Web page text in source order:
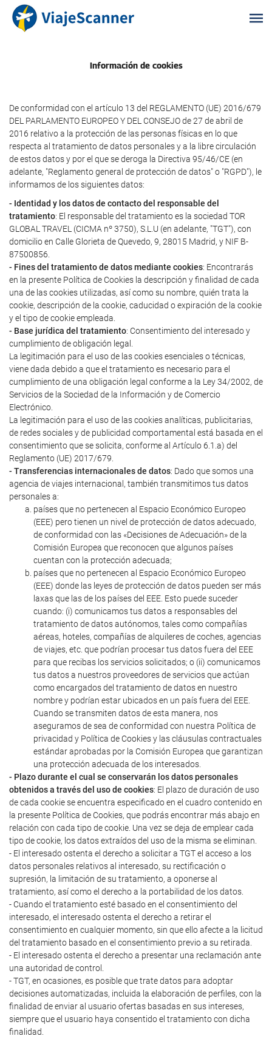
Información de cookies
De conformidad con el artículo 13 del REGLAMENTO (UE) 2016/679
DEL PARLAMENTO EUROPEO Y DEL CONSEJO de 27 de abril de
2016 relativo a la protección de las personas físicas en lo que
respecta al tratamiento de datos personales y a la libre circulación
de estos datos y por el que se deroga la Directiva 95/46/CE (en
adelante, "Reglamento general de protección de datos" o "RGPD"), le
informamos de los siguientes datos:
- Identidad y los datos de contacto del responsable del
tratamiento: El responsable del tratamiento es la sociedad TOR
GLOBAL TRAVEL (CICMA nº 3750), S.L.U (en adelante, "TGT"), con
domicilio en Calle Glorieta de Quevedo, 9, 28015 Madrid, y NIF B-
87500856.
- Fines del tratamiento de datos mediante cookies: Encontrarás
en la presente Política de Cookies la descripción y finalidad de cada
una de las cookies utilizadas, así como su nombre, quién trata la
cookie, descripción de la cookie, caducidad o expiración de la cookie
y el tipo de cookie empleada.
- Base jurídica del tratamiento: Consentimiento del interesado y
cumplimiento de obligación legal.
La legitimación para el uso de las cookies esenciales o técnicas,
viene dada debido a que el tratamiento es necesario para el
cumplimiento de una obligación legal conforme a la Ley 34/2002, de
Servicios de la Sociedad de la Información y de Comercio
Electrónico.
La legitimación para el uso de las cookies analíticas, publicitarias,
de redes sociales y de publicidad comportamental está basada en el
consentimiento que se solicita, conforme al Artículo 6.1.a) del
Reglamento (UE) 2017/679.
- Transferencias internacionales de datos: Dado que somos una
agencia de viajes internacional, también transmitimos tus datos
personales a:
países que no pertenecen al Espacio Económico Europeo
(EEE) pero tienen un nivel de protección de datos adecuado,
de conformidad con las «Decisiones de Adecuación» de la
Comisión Europea que reconocen que algunos países
cuentan con la protección adecuada;
países que no pertenecen al Espacio Económico Europeo
(EEE) donde las leyes de protección de datos pueden ser más
laxas que las de los países del EEE. Esto puede suceder
cuando: (i) comunicamos tus datos a responsables del
tratamiento de datos autónomos, tales como compañías
aéreas, hoteles, compañías de alquileres de coches, agencias
de viajes, etc. que podrían procesar tus datos fuera del EEE
para que recibas los servicios solicitados; o (ii) comunicamos
tus datos a nuestros proveedores de servicios que actúan
como encargados del tratamiento de datos en nuestro
nombre y podrían estar ubicados en un país fuera del EEE.
Cuando se transmiten datos de esta manera, nos
aseguramos de sea de conformidad con nuestra Política de
privacidad y Política de Cookies y las cláusulas contractuales
estándar aprobadas por la Comisión Europea que garantizan
una protección adecuada de los interesados.
- Plazo durante el cual se conservarán los datos personales
obtenidos a través del uso de cookies: El plazo de duración de uso
de cada cookie se encuentra especificado en el cuadro contenido en
la presente Política de Cookies, que podrás encontrar más abajo en
relación con cada tipo de cookie. Una vez se deja de emplear cada
tipo de cookie, los datos extraídos del uso de la misma se eliminan.
- El interesado ostenta el derecho a solicitar a TGT el acceso a los
datos personales relativos al interesado, su rectificación o
supresión, la limitación de su tratamiento, a oponerse al
tratamiento, así como el derecho a la portabilidad de los datos.
- Cuando el tratamiento esté basado en el consentimiento del
interesado, el interesado ostenta el derecho a retirar el
consentimiento en cualquier momento, sin que ello afecte a la licitud
del tratamiento basado en el consentimiento previo a su retirada.
- El interesado ostenta el derecho a presentar una reclamación ante
una autoridad de control.
- TGT, en ocasiones, es posible que trate datos para adoptar
decisiones automatizadas, incluida la elaboración de perfiles, con la
finalidad de enviar al usuario ofertas basadas en sus intereses,
siempre que el usuario haya consentido el tratamiento con dicha
finalidad.